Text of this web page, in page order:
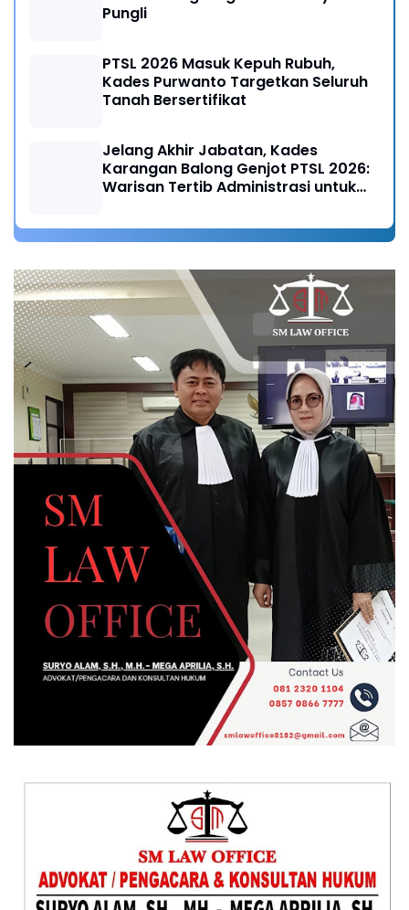
Pungli
PTSL 2026 Masuk Kepuh Rubuh,
Kades Purwanto Targetkan Seluruh
Tanah Bersertifikat
Jelang Akhir Jabatan, Kades
Karangan Balong Genjot PTSL 2026:
Warisan Tertib Administrasi untuk